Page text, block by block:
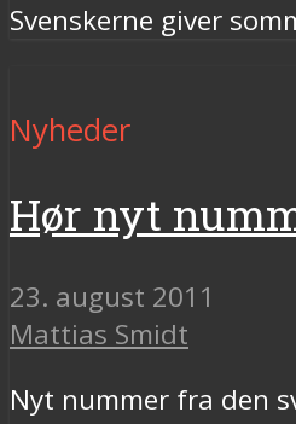
Svenskerne giver
Nyheder
Hør nyt
23. august 2011
Mattias Smidt
Nyt nummer fra den